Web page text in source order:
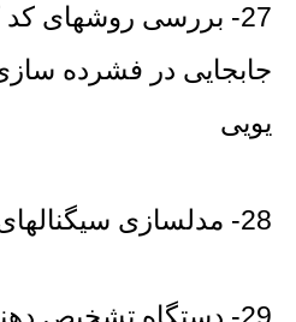
27- بررسی روشهای
جابجایی در فشرده
یویی
28- مدلسازی سیگنالهای حیاتی